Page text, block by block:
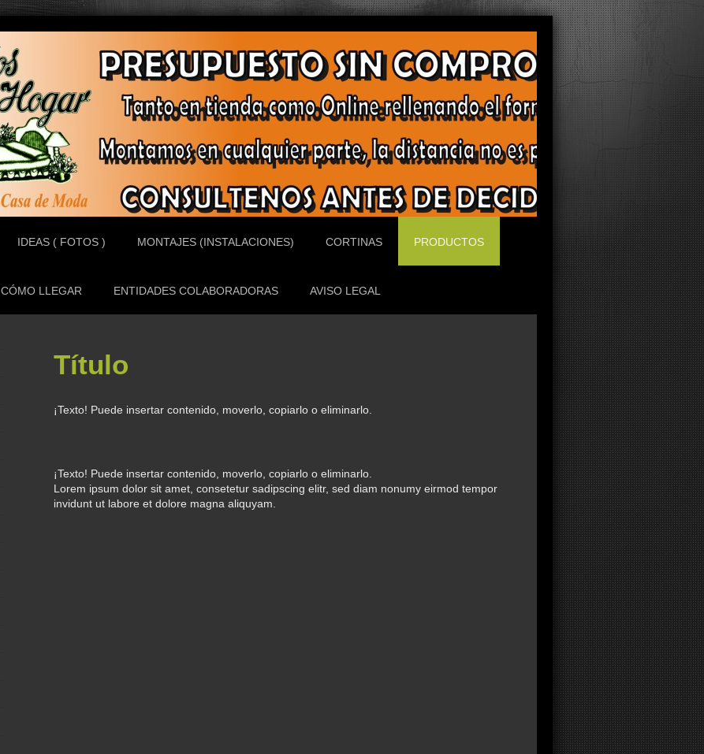
IDEAS ( FOTOS ) MONTAJES (INSTALACIONES) CORTINAS PRODUCTOS
CÓMO LLEGAR ENTIDADES COLABORADORAS AVISO LEGAL
Título
¡Texto! Puede insertar contenido, moverlo, copiarlo o eliminarlo.
¡Texto! Puede insertar contenido, moverlo, copiarlo o eliminarlo.
Lorem ipsum dolor sit amet, consetetur sadipscing elitr, sed diam nonumy eirmod tempor
invidunt ut labore et dolore magna aliquyam.